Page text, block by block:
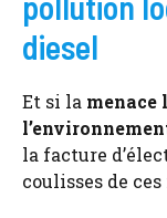
diesel
Et si la menace
la facture
coulisses de